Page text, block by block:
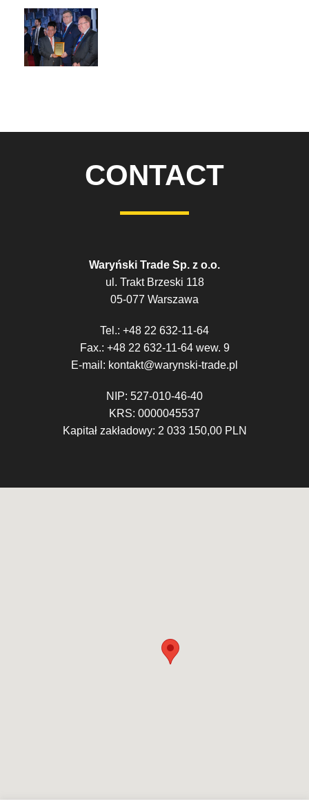
CONTACT
Waryński Trade Sp. z o.o.
ul. Trakt Brzeski 118
05-077 Warszawa
Tel.: +48 22 632-11-64
Fax.: +48 22 632-11-64 wew. 9
E-mail: kontakt@warynski-trade.pl
NIP: 527-010-46-40
KRS: 0000045537
Kapitał zakładowy: 2 033 150,00 PLN